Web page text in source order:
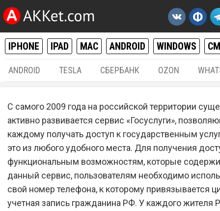
IPHONE IPAD MAC ANDROID WINDOWS
ANDROID TESLA СБЕРБАНК OZON
«Госуслуги» с 28 октября
перестанут работать для
миллионов пользователей
С самого 2009 года на российской территории
активно развивается сервис «Госуслуги»,
каждому получать доступ к государственным
это из любого удобного места. Для получения
функциональным возможностям, которые
данный сервис, пользователям необходимо
свой номер телефона, к которому привязывается
учетная запись гражданина РФ. У каждого жителя